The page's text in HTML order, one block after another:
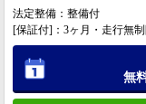
法定整備：整備付
[保証付]：3ヶ月・走行無
無